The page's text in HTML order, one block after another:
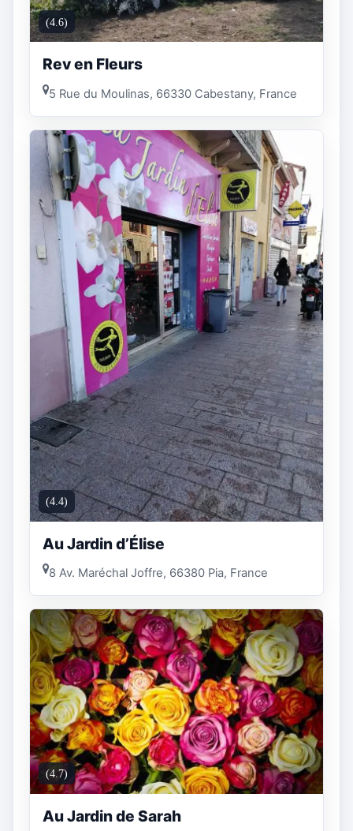
(4.6)
Rev en Fleurs
5 Rue du Moulinas, 66330 Cabestany, France
(4.4)
Au Jardin d’Élise
8 Av. Maréchal Joffre, 66380 Pia, France
(4.7)
Au Jardin de Sarah